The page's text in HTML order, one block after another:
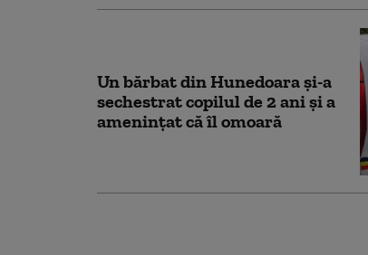
Un bărbat din Hunedoara și-a
sechestrat copilul de 2 ani și a
amenințat că îl omoară